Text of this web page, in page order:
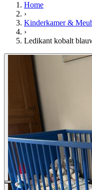
Home
›
Kinderkamer &
›
Ledikant kobalt